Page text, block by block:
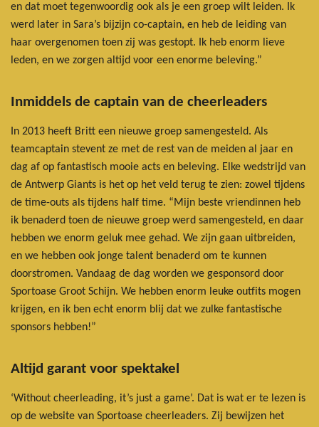
en dat moet tegenwoordig ook als je een groep wilt leiden. Ik
werd later in Sara’s bijzijn co-captain, en heb de leiding van
haar overgenomen toen zij was gestopt. Ik heb enorm lieve
leden, en we zorgen altijd voor een enorme beleving.”
Inmiddels de captain van de cheerleaders
In 2013 heeft Britt een nieuwe groep samengesteld. Als
teamcaptain stevent ze met de rest van de meiden al jaar en
dag af op fantastisch mooie acts en beleving. Elke wedstrijd van
de Antwerp Giants is het op het veld terug te zien: zowel tijdens
de time-outs als tijdens half time. “Mijn beste vriendinnen heb
ik benaderd toen de nieuwe groep werd samengesteld, en daar
hebben we enorm geluk mee gehad. We zijn gaan uitbreiden,
en we hebben ook jonge talent benaderd om te kunnen
doorstromen. Vandaag de dag worden we gesponsord door
Sportoase Groot Schijn. We hebben enorm leuke outfits mogen
krijgen, en ik ben echt enorm blij dat we zulke fantastische
sponsors hebben!”
Altijd garant voor spektakel
‘Without cheerleading, it’s just a game’. Dat is wat er te lezen is
op de website van Sportoase cheerleaders. Zij bewijzen het